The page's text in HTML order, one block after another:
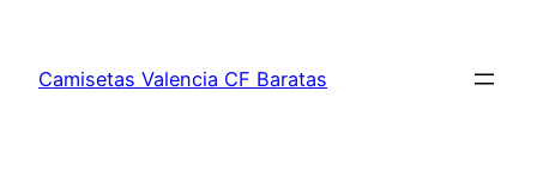
contenido
Camisetas Valencia CF Baratas